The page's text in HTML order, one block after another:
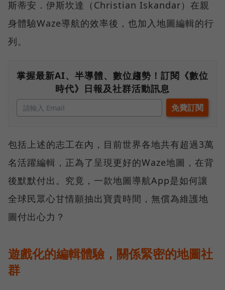
斯蒂安．伊斯坎達（Christian Iskandar）在親
身體驗Waze導航的效率後，也加入地圖編輯的行
列。
掌握最新AI、半導體、數位趨勢！訂閱《數位
時代》日報及社群活動訊息
包括上述的志工在內，目前世界各地共有超過3萬
名活躍編輯，正為了呈現更好的Waze地圖，在背
後默默付出。究竟，一款地圖導航App是如何讓
全球民眾心甘情願抽出寶貴時間，無償為維護地
圖付出心力？
遊戲化的編輯體驗，關係緊密的地圖社
群